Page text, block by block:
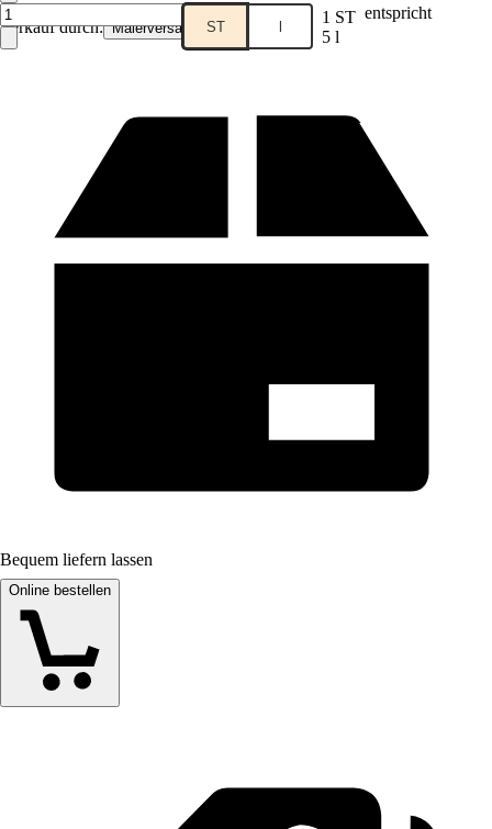
Verkauf durch: Malerversand ST l 1 ST entspricht
5 l
Bequem liefern lassen
Online bestellen